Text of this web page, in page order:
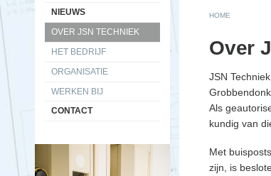
You are
HOME
Over
JSN
Als
kundig van
Met
zijn, is
NIEUWS
OVER JSN TECHNIEK
HET BEDRIJF
ORGANISATIE
WERKEN BIJ
CONTACT